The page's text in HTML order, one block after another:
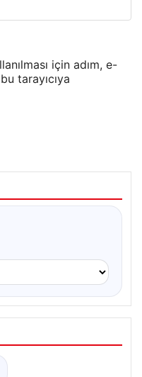
için adım, e-
tarayıcıya